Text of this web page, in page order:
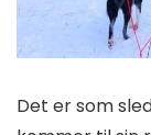
Det er som